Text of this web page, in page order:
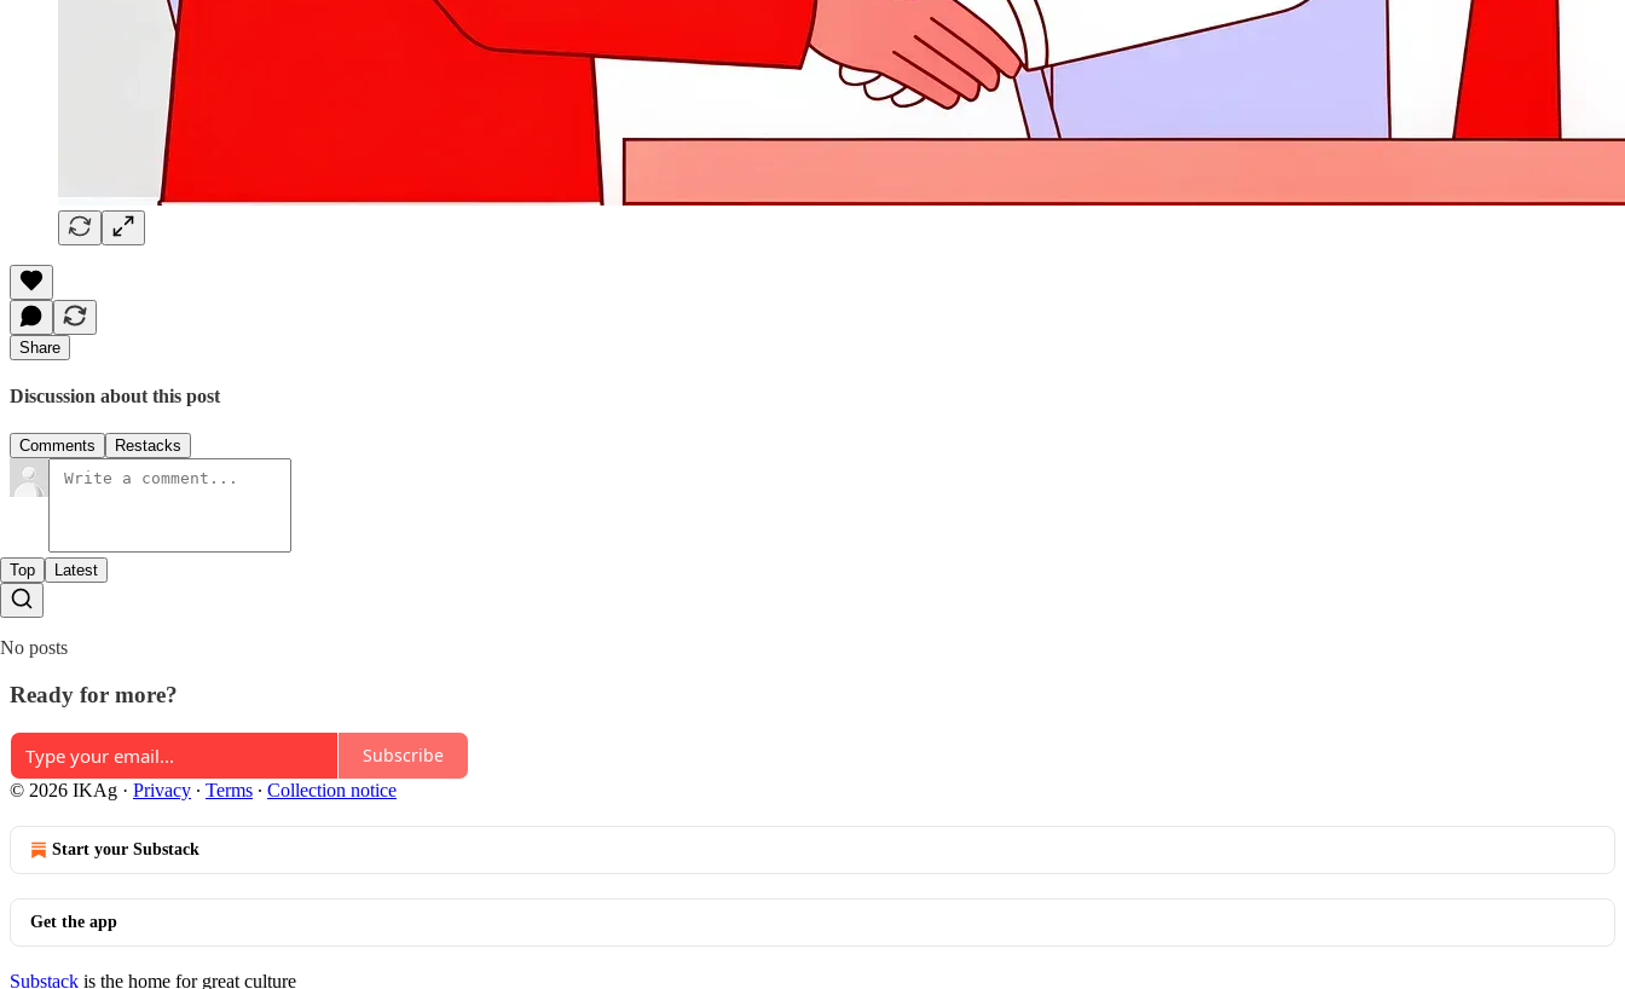
Share
Discussion about this post
Comments Restacks
Top Latest
No posts
Ready for more?
Subscribe
© 2026 IKAg · Privacy ∙ Terms ∙ Collection notice
Start your Substack
Get the app
Substack is the home for great culture